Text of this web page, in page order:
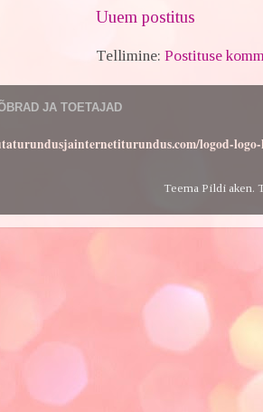
Uuem postitus
Tellimine:Postituse
JA TOETAJAD
logod-
Teema Pildi aken.